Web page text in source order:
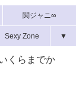
関ジャニ∞
Sexy Zone ▼
くらまでか